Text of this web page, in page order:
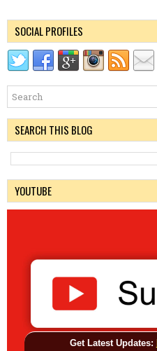
Get Latest Updates:
SOCIAL PROFILES
SEARCH THIS BLOG
YOUTUBE